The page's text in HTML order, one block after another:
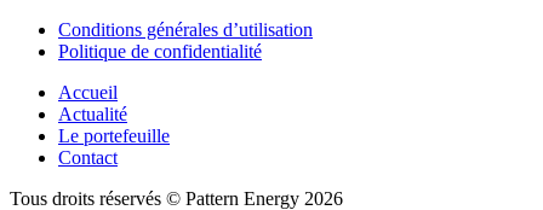
Conditions générales d’utilisation
Politique de confidentialité
Accueil
Actualité
Le portefeuille
Contact
Tous droits réservés © Pattern Energy 2026